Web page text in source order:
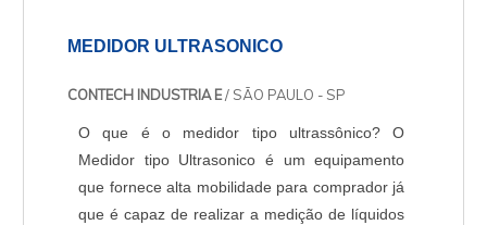
MEDIDOR ULTRASONICO
CONTECH INDUSTRIA E/ SÃO PAULO - SP
O que é o medidor tipo ultrassônico? O
Medidor tipo Ultrasonico é um equipamento
que fornece alta mobilidade para comprador já
que é capaz de realizar a medição de líquidos